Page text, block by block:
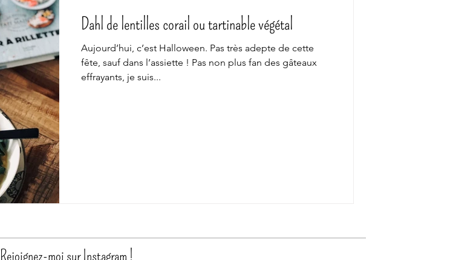
Dahl de lentilles corail ou tartinable végétal
Aujourd’hui, c’est Halloween. Pas très adepte de cette
fête, sauf dans l’assiette ! Pas non plus fan des gâteaux
effrayants, je suis...
Rejoignez-moi sur Instagram !